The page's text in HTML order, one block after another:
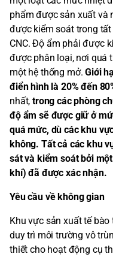
phẩm được sản xuất và
được kiểm soát trong
CNC. Độ ẩm phải được
được phân loại, nơi quá
một hệ thống mở.Giới
điển hình là 20% đến
nhất,trong các phòng
độ ẩm sẽ được giữ ở
quá mức, dù các khu
không. Tất cả các khu
sát và kiểm soát bởi
khí) đã được xác nhận.
Yêu cầu về không gian
Khu vực sản xuất tế
duy trì môi trường vô
thiết cho hoạt động cụ